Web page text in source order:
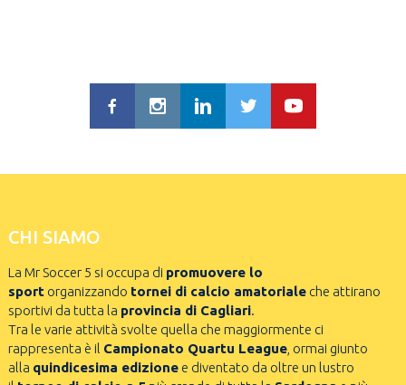
CHI SIAMO
La Mr Soccer 5 si occupa di promuovere lo
sportorganizzando tornei di calcio amatorialeche attirano
sportivi da tutta la provincia di Cagliari.
Tra le varie attività svolte quella che maggiormente ci
rappresenta è il Campionato Quartu League, ormai giunto
alla quindicesima edizionee diventato da oltre un lustro